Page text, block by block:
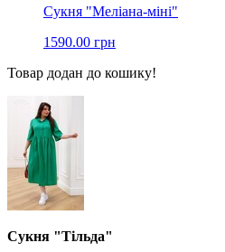
Сукня "Меліана-міні"
1590.00 грн
Товар додан до кошику!
Сукня "Тільда"